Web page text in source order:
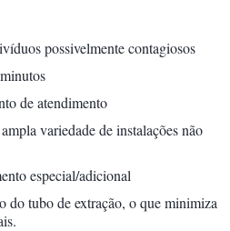
possivelmente contagiosos
de atendimento
variedade de instalações não
especial/adicional
do tubo de extração, o que minimiza